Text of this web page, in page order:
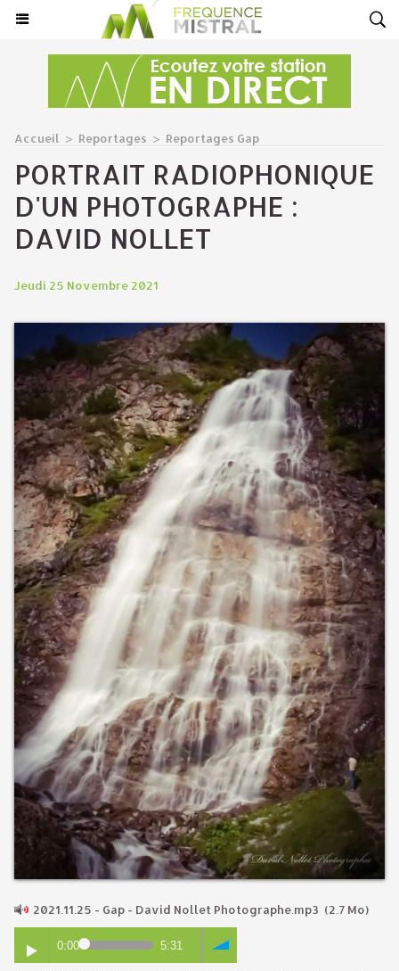
Accueil > Reportages > Reportages Gap
PORTRAIT RADIOPHONIQUE
D'UN PHOTOGRAPHE :
DAVID NOLLET
Jeudi 25 Novembre 2021
2021.11.25 - Gap - David Nollet Photographe.mp3 (2.7 Mo)
0:00 5:31